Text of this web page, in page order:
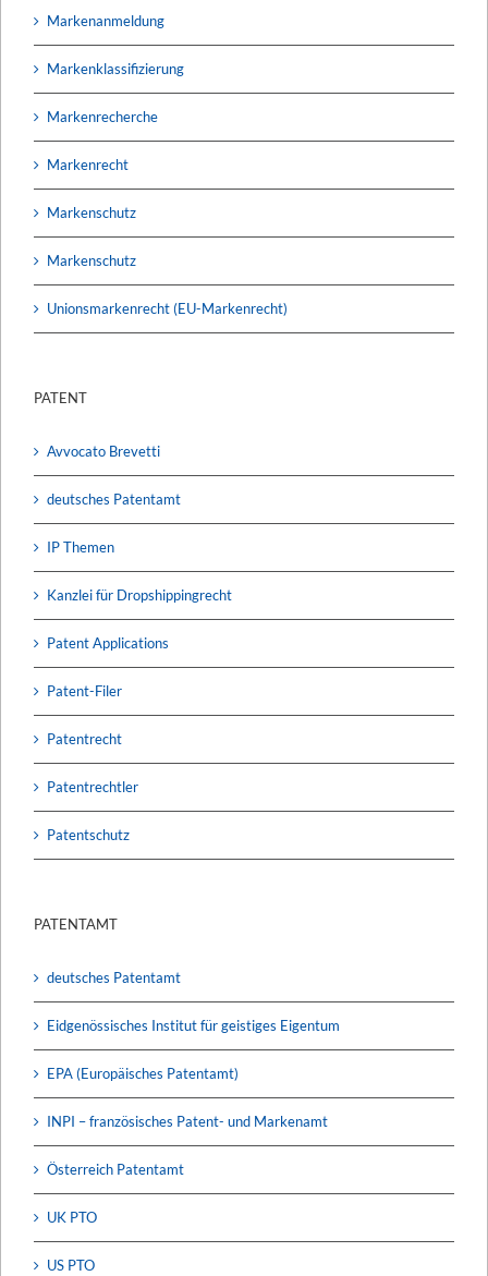
Markenanmeldung
Markenklassifizierung
Markenrecherche
Markenrecht
Markenschutz
Markenschutz
Unionsmarkenrecht (EU-Markenrecht)
PATENT
Avvocato Brevetti
deutsches Patentamt
IP Themen
Kanzlei für Dropshippingrecht
Patent Applications
Patent-Filer
Patentrecht
Patentrechtler
Patentschutz
PATENTAMT
deutsches Patentamt
Eidgenössisches Institut für geistiges Eigentum
EPA (Europäisches Patentamt)
INPI – französisches Patent- und Markenamt
Österreich Patentamt
UK PTO
US PTO